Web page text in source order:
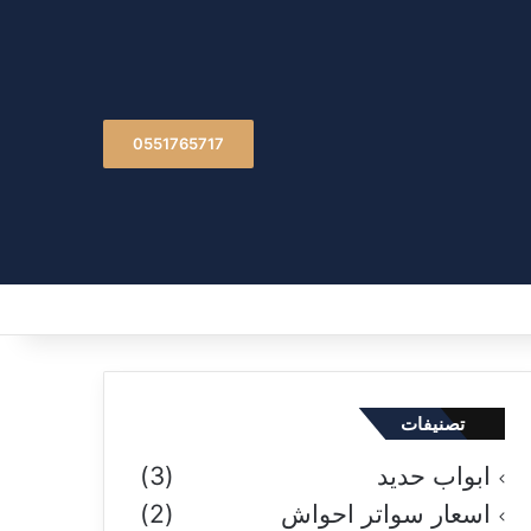
0551765717
تصنيفات
ابواب حديد
(3)
اسعار سواتر احواش
(2)